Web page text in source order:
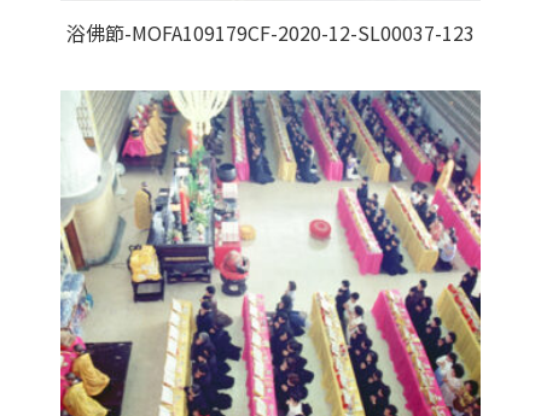
浴佛節-MOFA109179CF-2020-12-SL00037-123